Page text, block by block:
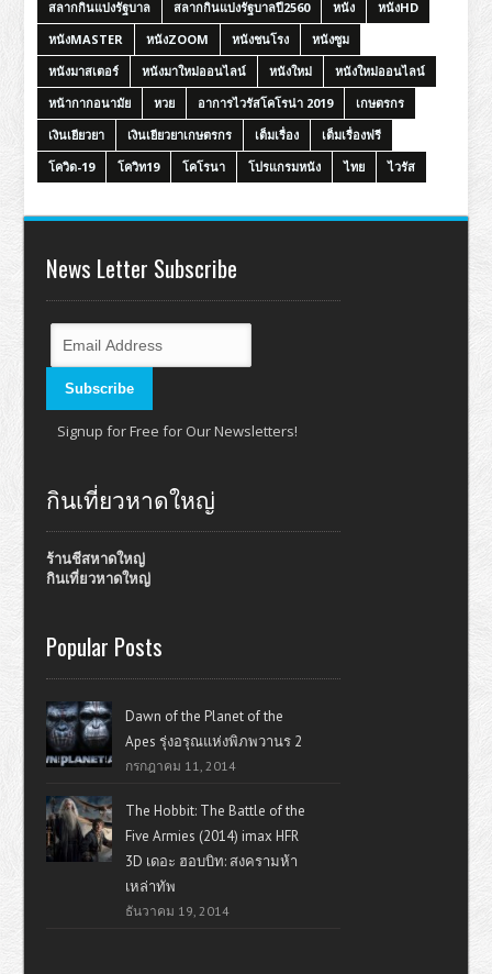
สลากกินแบ่งรัฐบาล
สลากกินแบ่งรัฐบาลปี2560 หนัง
หนังHD
หนังMASTER
หนังZOOM หนังชนโรง
หนังซูม
หนังมาสเตอร์
หนังมาใหม่ออนไลน์ หนังใหม่
หนังใหม่ออนไลน์
หน้ากากอนามัย
หวย อาการไวรัสโคโรน่า 2019
เกษตรกร
เงินเยียวยา
เงินเยียวยาเกษตรกร เต็มเรื่อง
เต็มเรื่องฟรี
โควิด-19
โควิท19 โคโรนา โปรแกรมหนัง ไทย ไวรัส
News Letter Subscribe
Signup for Free for Our Newsletters!
กินเที่ยวหาดใหญ่
ร้านชีสหาดใหญ่
กินเที่ยวหาดใหญ่
Popular Posts
Dawn of the Planet of the
Apes รุ่งอรุณแห่งพิภพวานร 2
กรกฎาคม 11, 2014
The Hobbit: The Battle of the
Five Armies (2014) imax HFR
3D เดอะ ฮอบบิท: สงครามห้า
เหล่าทัพ
ธันวาคม 19, 2014